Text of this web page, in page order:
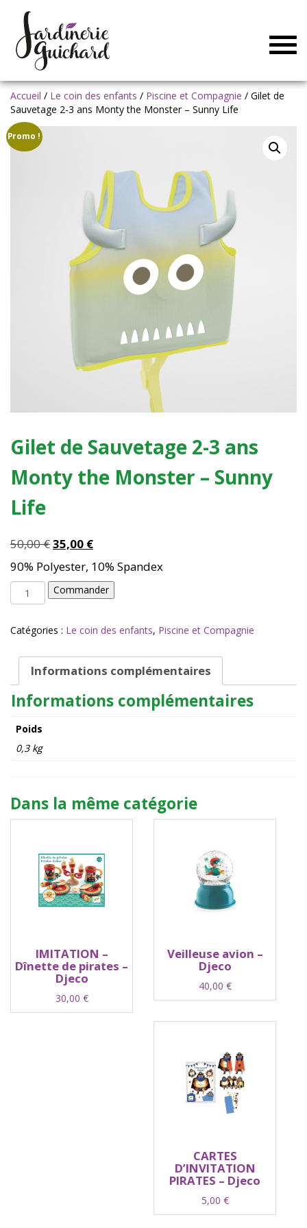
Accueil / Le coin des enfants / Piscine et Compagnie / Gilet de
Sauvetage 2-3 ans Monty the Monster – Sunny Life
Promo !
Gilet de Sauvetage 2-3 ans
Monty the Monster – Sunny
Life
50,00€Le
prix
initial
était :
35,00 €Le
prix
actuel
est :
90% Polyester, 10% Spandex
quantité
de
de
2-
ans
Monty
the
Monster
Sunny
Life
Commander
Catégories : Le coin des enfants, Piscine et Compagnie
Informations complémentaires
Informations complémentaires
Poids
0,3 kg
Dans la même catégorie
IMITATION –
Dînette de pirates –
Djeco
30,00 €
Veilleuse avion –
Djeco
40,00 €
CARTES
D’INVITATION
PIRATES – Djeco
5,00 €